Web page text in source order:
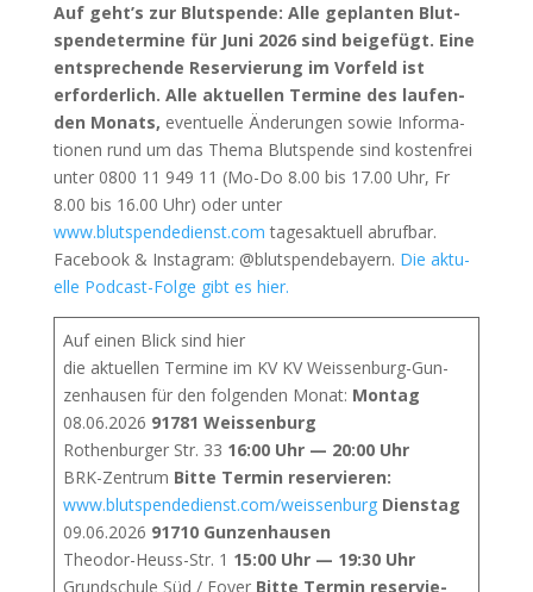
Auf geht’s zur Blut­spen­de: Alle geplan­ten Blut­
spen­de­ter­mi­ne für Juni 2026 sind bei­gefügt. Eine
ent­spre­chen­de Reser­vie­rung im Vor­feld ist
erfor­der­lich. Alle aktu­el­len Ter­mi­ne des lau­fen­
den Monats, even­tu­el­le Ände­run­gen sowie Infor­ma­
tio­nen rund um das The­ma Blut­spen­de sind kos­ten­frei
unter 0800 11 949 11 (Mo-Do 8.00 bis 17.00 Uhr, Fr
8.00 bis 16.00 Uhr) oder unter
www.blutspendedienst.com tages­ak­tu­ell abruf­bar.
Face­book & Insta­gram: @blutspendebayern. Die aktu­
el­le Pod­cast-Fol­ge gibt es hier.
Auf einen Blick sind hier
die aktu­el­len Ter­mi­ne im KV KV Weis­sen­burg-Gun­
zen­hau­sen für den fol­gen­den Monat: Mon­tag
08.06.2026 91781 Weis­sen­burg
Rothen­bur­ger Str. 33 16:00 Uhr — 20:00 Uhr
BRK-Zen­trum Bit­te Ter­min reser­vie­ren:
www.blutspendedienst.com/weissenburg Diens­tag
09.06.2026 91710 Gun­zen­hau­sen
Theo­dor-Heuss-Str. 1 15:00 Uhr — 19:30 Uhr
Grund­schu­le Süd / Foy­er Bit­te Ter­min reser­vie­